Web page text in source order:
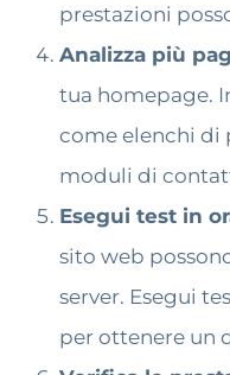
prestazioni
Analizza più
tua homepage.
come elenchi
moduli di
Esegui test in
sito web
server. Esegui
per ottenere un